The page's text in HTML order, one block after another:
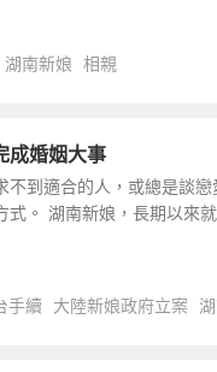
湖南新娘 相親
成婚姻大事
到適合的人，或總是談
式。 湖南新娘，長期以來
手續 大陸新娘政府立案